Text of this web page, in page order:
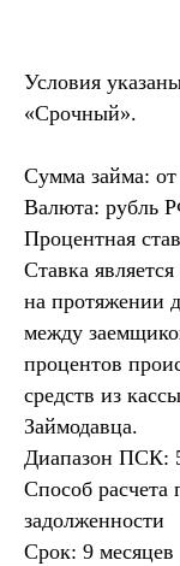
Условия
«Срочный».
Сумма займа:
Валюта: рубль
Процентная
Ставка
на протяжении
между
процентов
средств из
Займодавца.
Диапазон ПСК:
Способ расчета
задолженности
Срок: 9 месяцев